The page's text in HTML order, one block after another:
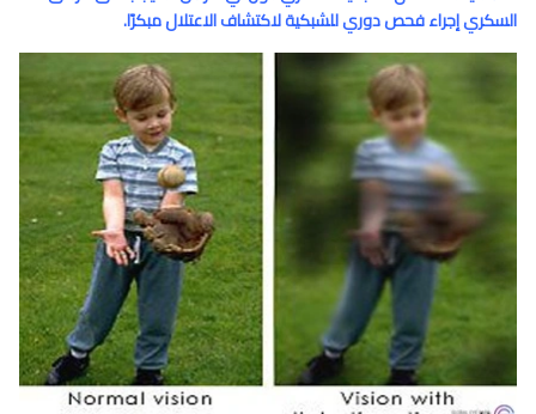
السكري إجراء فحص دوري للشبكية لاكتشاف الاعتلال مبكرًا.